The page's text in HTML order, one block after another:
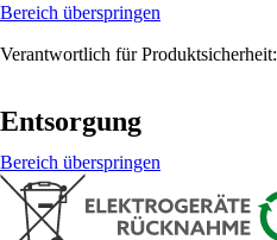
Bereich überspringen
Verantwortlich für Produktsicherheit:
Entsorgung
Bereich überspringen